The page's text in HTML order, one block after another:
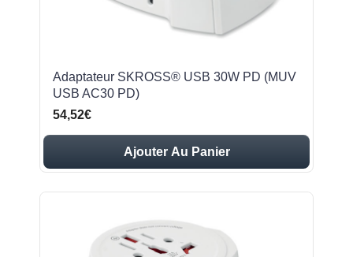
Adaptateur SKROSS® USB 30W PD (MUV
USB AC30 PD)
54,52€
Ajouter Au Panier